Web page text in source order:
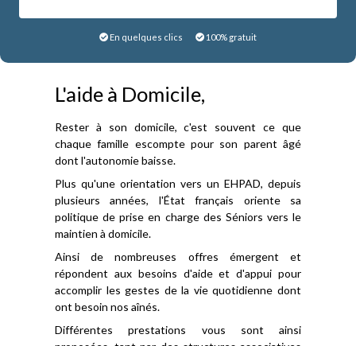
En quelques clics 100% gratuit
L'aide à Domicile,
Rester à son domicile, c'est souvent ce que
chaque famille escompte pour son parent âgé
dont l'autonomie baisse.
Plus qu'une orientation vers un EHPAD, depuis
plusieurs années, l'État français oriente sa
politique de prise en charge des Séniors vers le
maintien à domicile.
Ainsi de nombreuses offres émergent et
répondent aux besoins d'aide et d'appui pour
accomplir les gestes de la vie quotidienne dont
ont besoin nos aînés.
Différentes prestations vous sont ainsi